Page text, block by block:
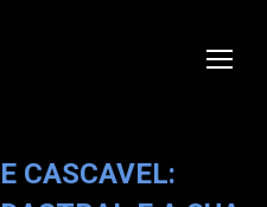
CASCAVEL: